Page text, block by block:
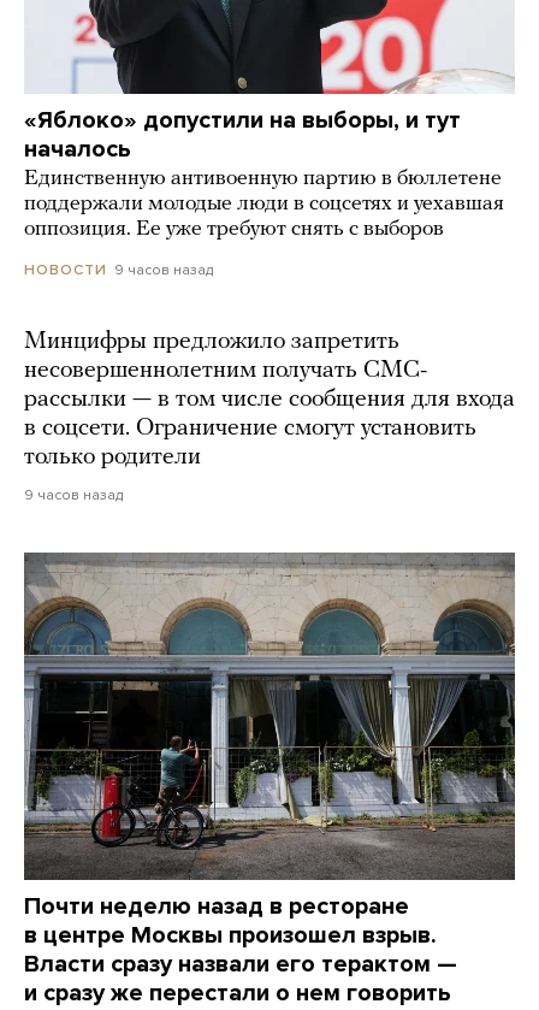
«Яблоко» допустили на выборы, и тут
началось
Единственную антивоенную партию в бюллетене
поддержали молодые люди в соцсетях и уехавшая
оппозиция. Ее уже требуют снять с выборов
НОВОСТИ 9 часов назад
Минцифры предложило запретить
несовершеннолетним получать СМС-
рассылки — в том числе сообщения для входа
в соцсети. Ограничение смогут установить
только родители
9 часов назад
Почти неделю назад в ресторане
в центре Москвы произошел взрыв.
Власти сразу назвали его терактом —
и сразу же перестали о нем говорить